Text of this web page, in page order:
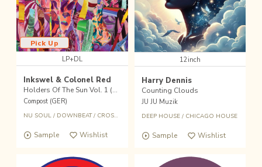
Pick Up
LP+DL
Inkswel & Colonel Red
Holders Of The Sun Vol. 1 (LP + DL)
Compost (GER)
NU SOUL/ DOWNBEAT/ CROSSOVER DOWNTEMPO
Sample Wishlist
12inch
Harry Dennis
Counting Clouds
JU JU Muzik
DEEP HOUSE/ CHICAGO HOUSE
Sample Wishlist